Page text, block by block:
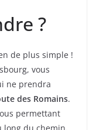
?
de plus simple !
vous
ne prendra
des Romains.
permettant
long du chemin.